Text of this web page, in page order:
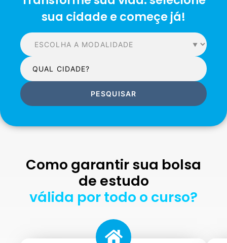
sua cidade e começe já!
PESQUISAR
Como garantir sua bolsa
de estudo
válida por todo o curso?